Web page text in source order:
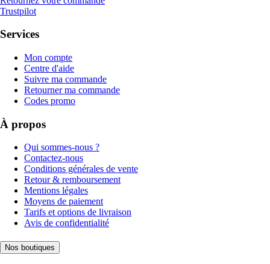
Trustpilot
Services
Mon compte
Centre d'aide
Suivre ma commande
Retourner ma commande
Codes promo
À propos
Qui sommes-nous ?
Contactez-nous
Conditions générales de vente
Retour & remboursement
Mentions légales
Moyens de paiement
Tarifs et options de livraison
Avis de confidentialité
Nos boutiques